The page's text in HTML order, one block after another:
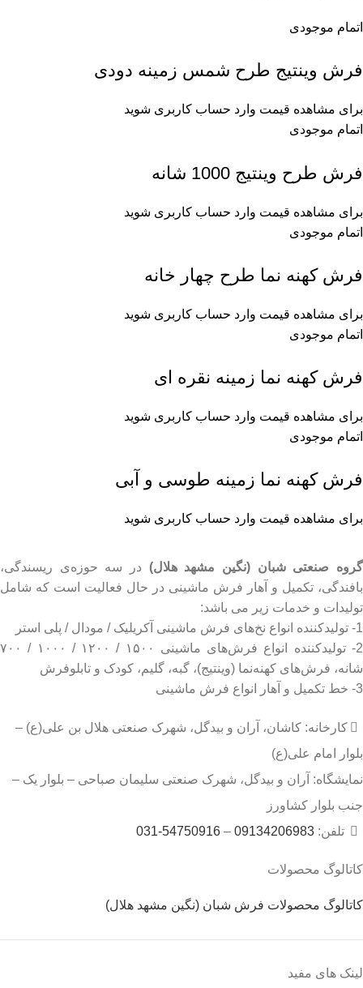
اتمام موجودی
فرش وینتیج طرح شمس زمینه دودی
برای مشاهده قیمت وارد حساب کاربری شوید
اتمام موجودی
فرش طرح وینتیج 1000 شانه
برای مشاهده قیمت وارد حساب کاربری شوید
اتمام موجودی
فرش کهنه نما طرح چهار خانه
برای مشاهده قیمت وارد حساب کاربری شوید
اتمام موجودی
فرش کهنه نما زمینه نقره‌ ای
برای مشاهده قیمت وارد حساب کاربری شوید
اتمام موجودی
فرش کهنه نما زمینه طوسی و آبی
برای مشاهده قیمت وارد حساب کاربری شوید
گروه صنعتی شبان (نگین مشهد هلال) در سه حوزه‌ی ریسندگی،
بافندگی، تکمیل و آهار فرش ماشینی در حال فعالیت است که شامل
تولیدات و خدمات زیر می باشد:
1- تولیدکننده انواع نخ‌های فرش ماشینی آکریلیک / مودال / پلی استر
2- تولیدکننده انواع فرش‌های ماشینی ۱۵۰۰ / ۱۲۰۰ / ۱۰۰۰ / ۷۰۰
شانه، فرش‌های کهنه‌نما (وینتیج)، گبه، گلیم، کودک و تابلوفرش
3- خط تکمیل و آهار انواع فرش ماشینی
کارخانه: کاشان، آران و بیدگل، شهرک صنعتی هلال بن علی(ع) –
بلوار امام علی(ع)
نمایشگاه: آران و بیدگل، شهرک صنعتی سلیمان صباحی – بلوار یک –
جنب بلوار کشاورز
تلفن: 09134206983
–
54750916-031
کاتالوگ محصولات
کاتالوگ محصولات فرش شبان (نگین مشهد هلال)
لینک های مفید